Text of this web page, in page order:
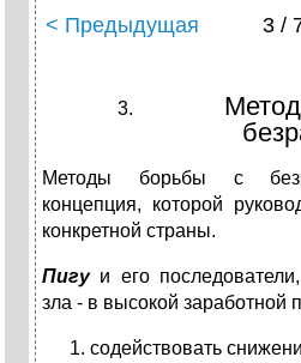
< Предыдущая 3 /
Методы борьбы с
концепция, кото­рой
конкретной страны.
Пигуи его
зла - в высокой за­работной
содействовать